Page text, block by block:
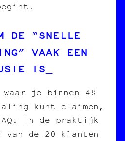
DE “SNELLE
VAAK EEN
IS
waar je binnen 48
kunt claimen,
In de praktijk
de 20 klanten